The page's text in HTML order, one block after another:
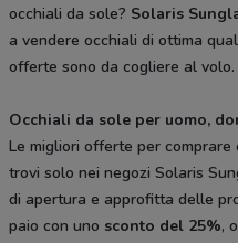
occhiali da sole? Solaris
a vendere occhiali di ottima
offerte sono da cogliere al volo.
Occhiali da sole per uomo,
Le migliori offerte per
trovi solo nei negozi Solaris
di apertura e approfitta delle
paio con uno sconto del 25%,